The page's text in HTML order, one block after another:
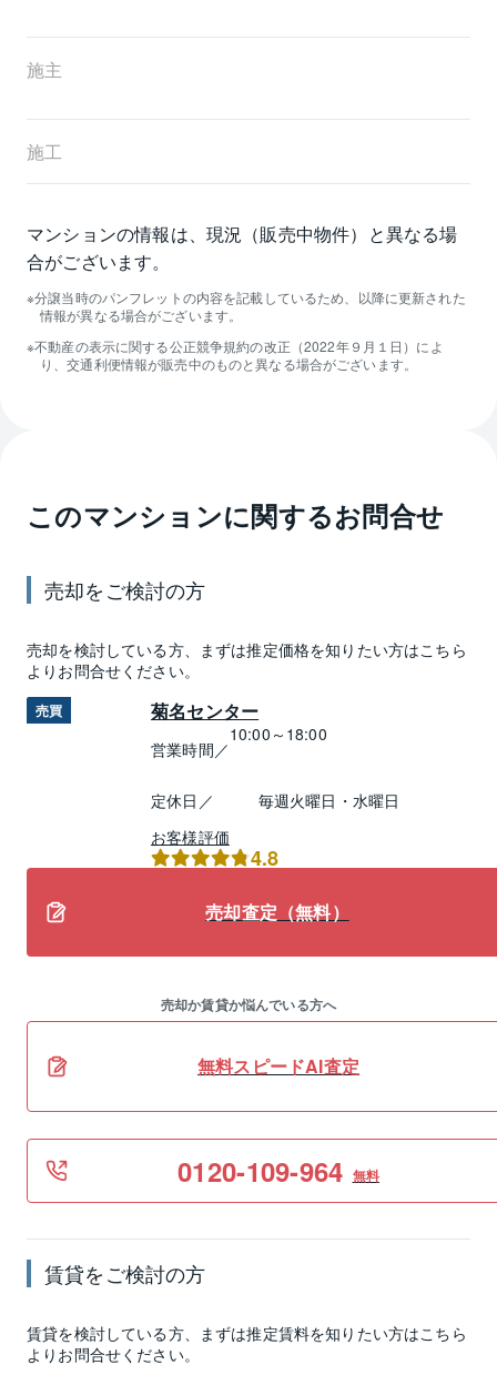
施主
施工
マンションの情報は、現況（販売中物件）と異なる場
合がございます。
分譲当時のパンフレットの内容を記載しているため、以降に更新された
情報が異なる場合がございます。
不動産の表示に関する公正競争規約の改正（2022年９月１日）によ
り、交通利便情報が販売中のものと異なる場合がございます。
このマンションに関するお問合せ
売却をご検討の方
売却を検討している方、まずは推定価格を知りたい方はこちら
よりお問合せください。
売買 菊名センター
営業時間／
10:00～18:00
定休日／
毎週火曜日・水曜日
お客様評価
4.8
売却査定（無料）
売却か賃貸か悩んでいる方へ
無料スピードAI査定
0120-109-964 無料
賃貸をご検討の方
賃貸を検討している方、まずは推定賃料を知りたい方はこちら
よりお問合せください。